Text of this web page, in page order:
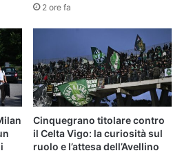
2 ore fa
Cinquegrano titolare contro
il Celta Vigo: la curiosità sul
ruolo e l’attesa dell’Avellino